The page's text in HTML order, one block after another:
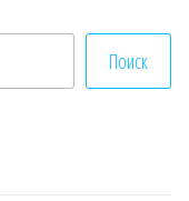
Поиск